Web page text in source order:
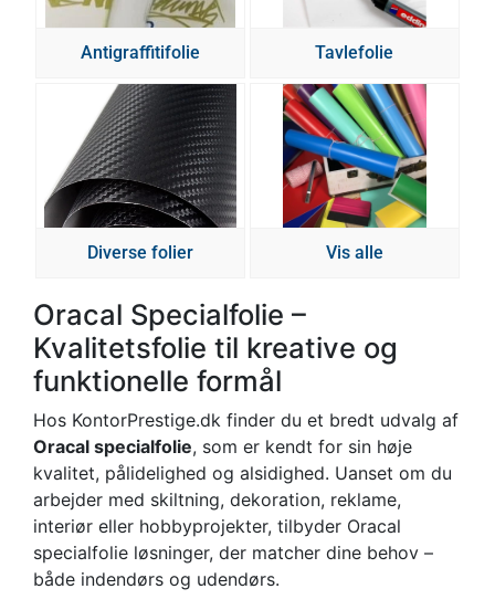
Antigraffitifolie Tavlefolie
Diverse folier Vis alle
Oracal Specialfolie –
Kvalitetsfolie til kreative og
funktionelle formål
Hos KontorPrestige.dk finder du et bredt udvalg af
Oracal specialfolie, som er kendt for sin høje
kvalitet, pålidelighed og alsidighed. Uanset om du
arbejder med skiltning, dekoration, reklame,
interiør eller hobbyprojekter, tilbyder Oracal
specialfolie løsninger, der matcher dine behov –
både indendørs og udendørs.